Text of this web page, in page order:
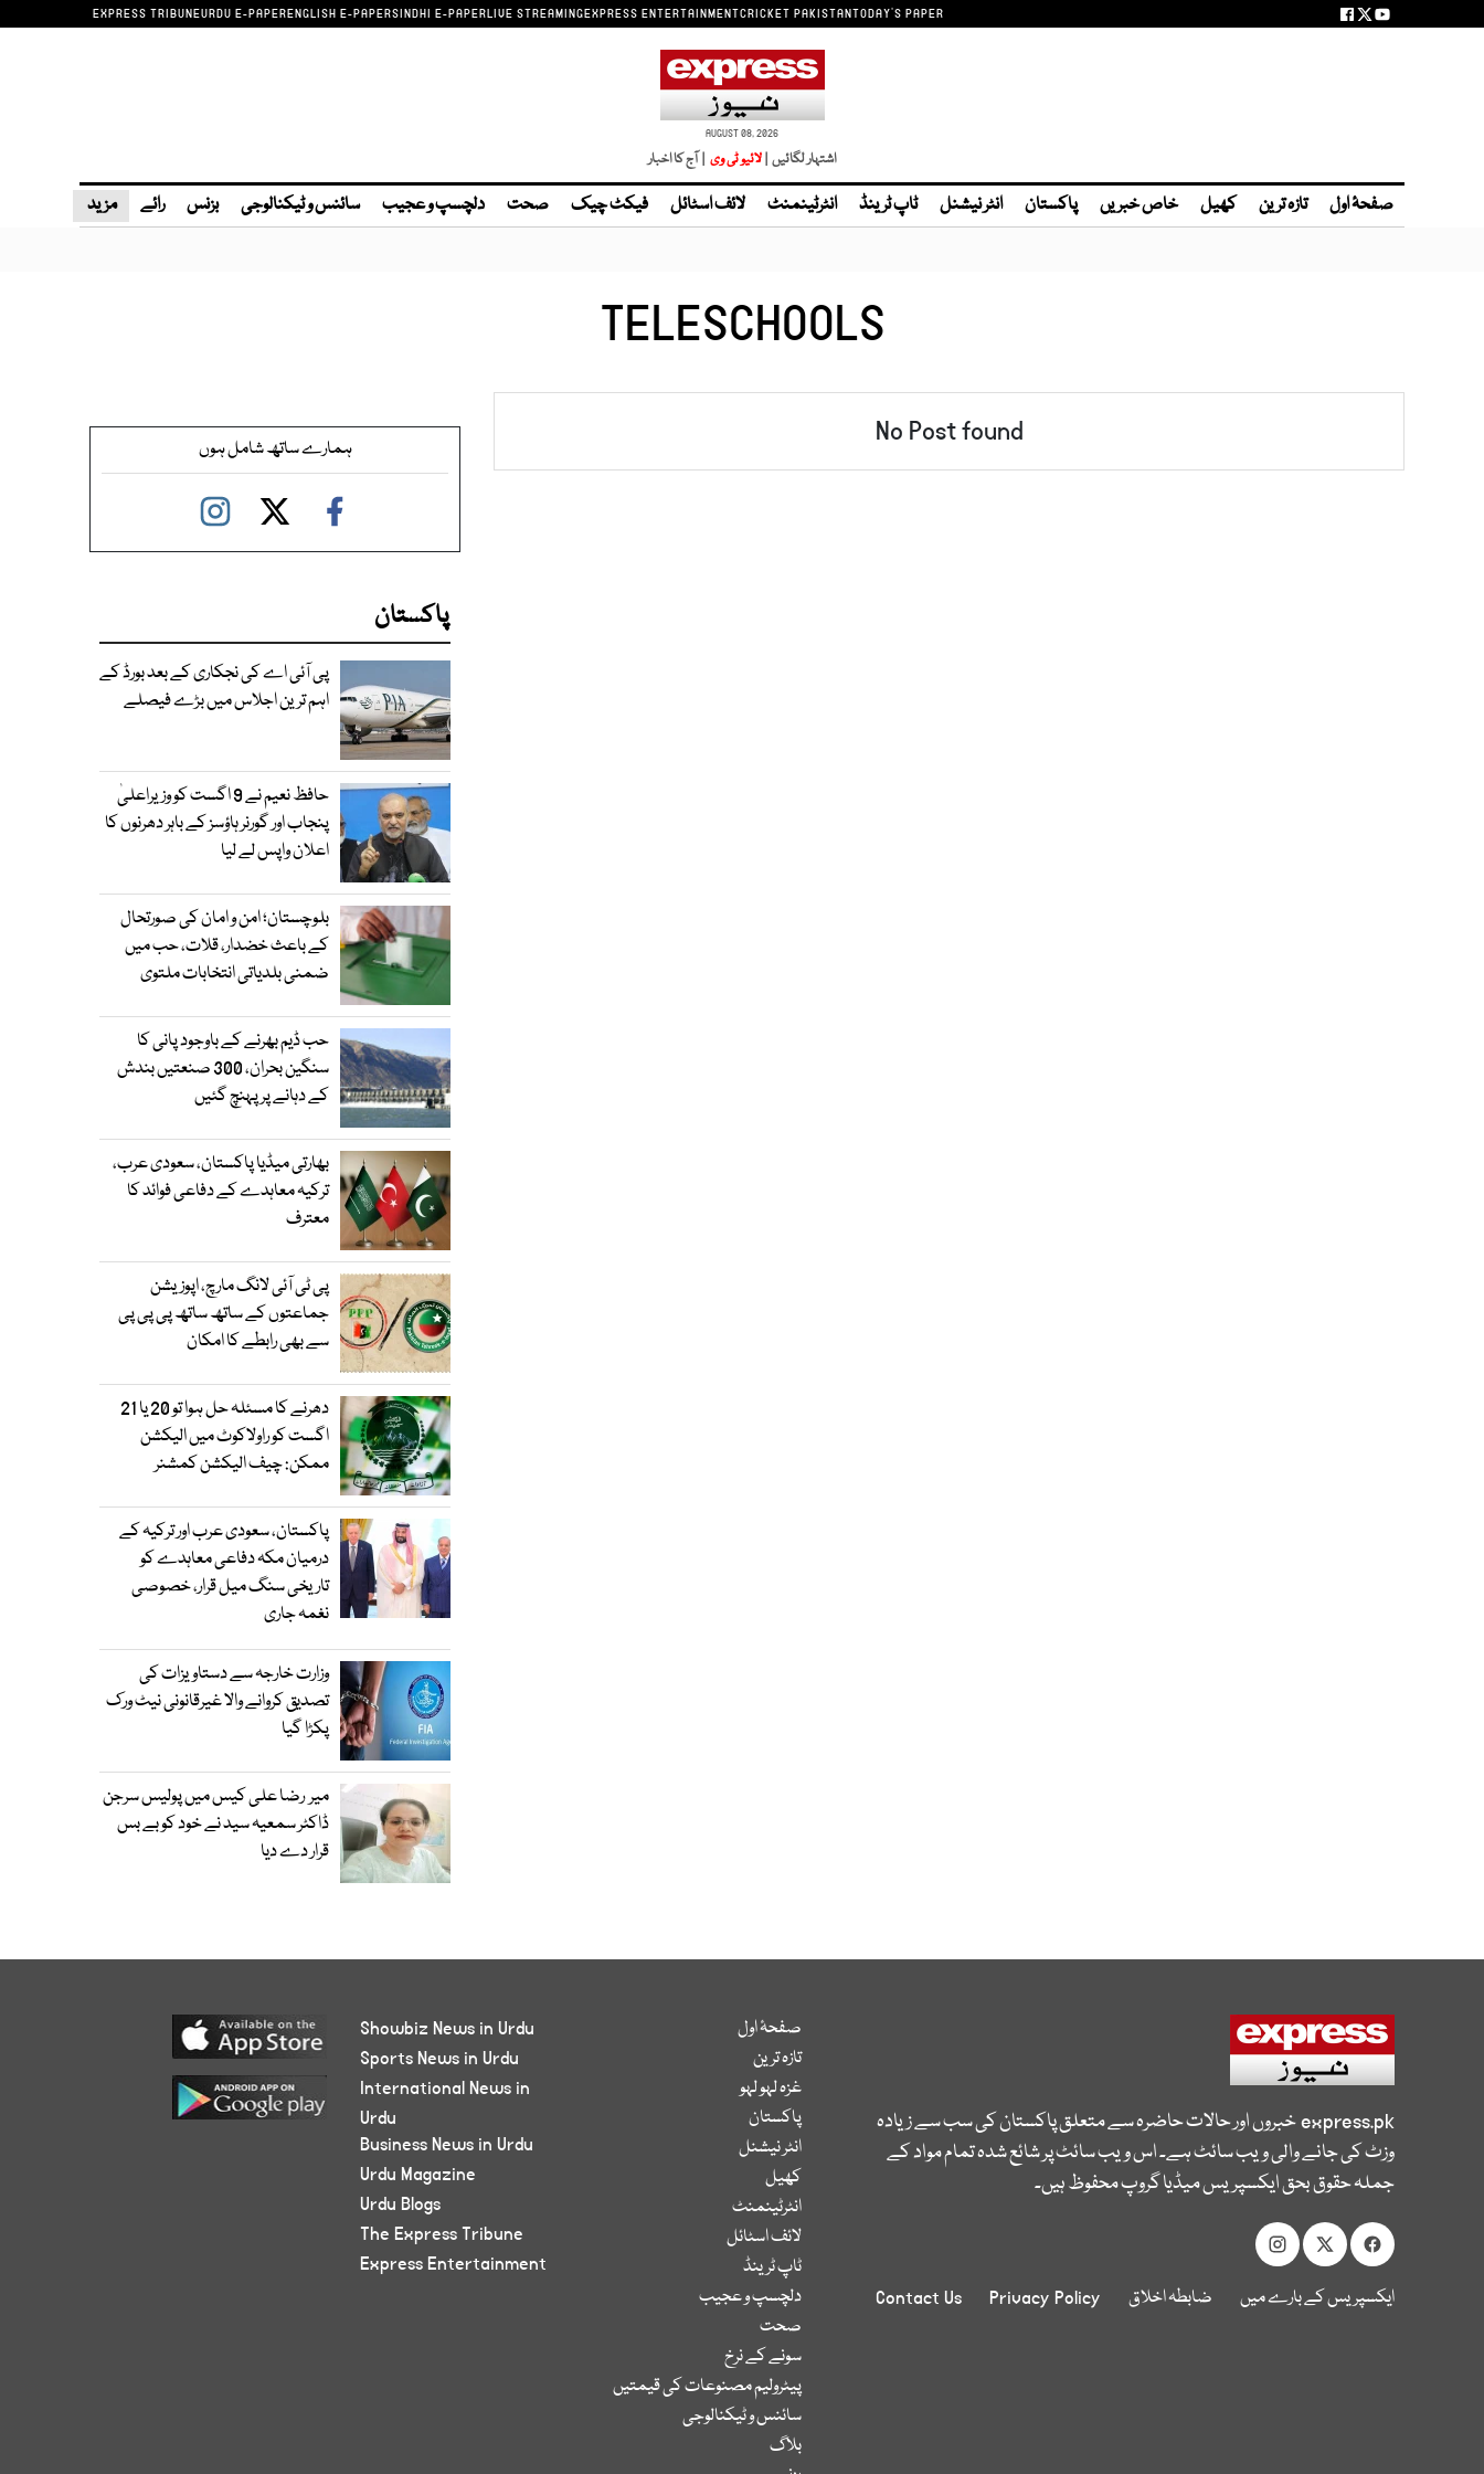
EXPRESS TRIBUNEURDU E-PAPERENGLISH E-PAPERSINDHI E-PAPERLIVE STREAMINGEXPRESS ENTERTAINMENTCRICKET PAKISTANTODAY'S PAPER
AUGUST 08, 2026
اشتہار لگائیں | | آج کا اخبار
صفحۂ اول تازہ ترین کھیل خاص خبریں پاکستان انٹر نیشنل ٹاپ ٹرینڈ انٹرٹینمنٹ لائف اسٹائل فیکٹ چیک صحت دلچسپ و عجیب سائنس و ٹیکنالوجی بزنس رائے مزید
TELESCHOOLS
No Post found ہمارے ساتھ شامل ہوں
پاکستان
پی آئی اے کی نجکاری کے بعد بورڈ کے
اہم ترین اجلاس میں بڑے فیصلے
حافظ نعیم نے 9 اگست کو وزیراعلیٰ
پنجاب اور گورنر ہاؤسز کے باہر دھرنوں کا
اعلان واپس لے لیا
بلوچستان؛ امن و امان کی صورتحال
کے باعث خضدار، قلات، حب میں
ضمنی بلدیاتی انتخابات ملتوی
حب ڈیم بھرنے کے باوجود پانی کا
سنگین بحران، 300 صنعتیں بندش
کے دہانے پر پہنچ گئیں
بھارتی میڈیا پاکستان، سعودی عرب،
ترکیہ معاہدے کے دفاعی فوائد کا
معترف
پی ٹی آئی لانگ مارچ، اپوزیشن
جماعتوں کے ساتھ ساتھ پی پی پی
سے بھی رابطے کا امکان
دھرنے کا مسئلہ حل ہوا تو 20 یا 21
اگست کو راولاکوٹ میں الیکشن
ممکن: چیف الیکشن کمشنر
پاکستان، سعودی عرب اور ترکیہ کے
درمیان مکہ دفاعی معاہدے کو
تاریخی سنگ میل قرار، خصوصی
نغمہ جاری
وزارت خارجہ سے دستاویزات کی
تصدیق کروانے والا غیرقانونی نیٹ ورک
پکڑا گیا
میر رضا علی کیس میں پولیس سرجن
ڈاکٹر سمعیہ سید نے خود کو بے بس
قرار دے دیا
express.pkخبروں اور حالات حاضرہ سے متعلق پاکستان کی سب سے زیادہ
وزٹ کی جانے والی ویب سائٹ ہے۔ اس ویب سائٹ پر شائع شدہ تمام مواد کے
جملہ حقوق بحق ایکسپریس میڈیا گروپ محفوظ ہیں۔
ایکسپریس کے بارے میں ضابطہ اخلاق Privacy Policy
Contact Us
صفحۂ اول
تازہ ترین
غزہ لہو لہو
پاکستان
انٹر نیشنل
کھیل
انٹرٹینمنٹ
لائف اسٹائل
ٹاپ ٹرینڈ
دلچسپ و عجیب
صحت
سونے کے نرخ
پیٹرولیم مصنوعات کی قیمتیں
سائنس و ٹیکنالوجی
بلاگ
Showbiz News in Urdu
Sports News in Urdu
International News in
Urdu
Business News in Urdu
Urdu Magazine
Urdu Blogs
The Express Tribune
Express Entertainment